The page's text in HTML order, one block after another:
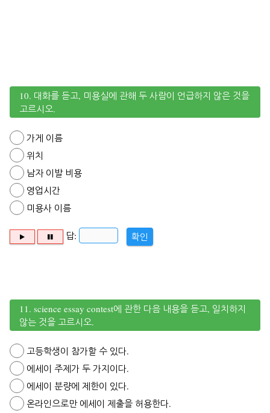
10. 대화를 듣고, 미용실에 관해 두 사람이 언급하지 않은 것을
고르시오.
가게 이름
위치
남자 이발 비용
영업시간
미용사 이름
답: 확인
11. science essay contest에 관한 다음 내용을 듣고, 일치하지
않는 것을 고르시오.
고등학생이 참가할 수 있다.
에세이 주제가 두 가지이다.
에세이 분량에 제한이 있다.
온라인으로만 에세이 제출을 허용한다.